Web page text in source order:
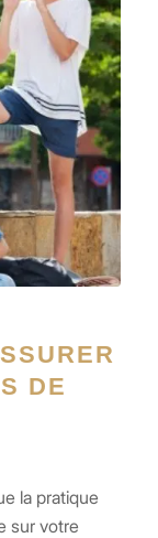
DE
la pratique
sur votre